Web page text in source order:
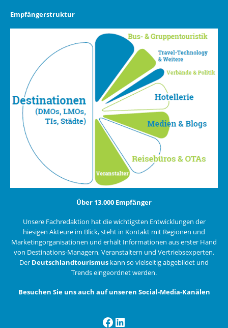
Empfängerstruktur
Über 13.000 Empfänger
Unsere Fachredaktion hat die wichtigsten Entwicklungen der
hiesigen Akteure im Blick, steht in Kontakt mit Regionen und
Marketingorganisationen und erhält Informationen aus erster Hand
von Destinations-Managern, Veranstaltern und Vertriebsexperten.
Der Deutschlandtourismus kann so vielseitig abgebildet und
Trends eingeordnet werden.
Besuchen Sie uns auch auf unseren Social-Media-Kanälen
Facebook
LinkedIn